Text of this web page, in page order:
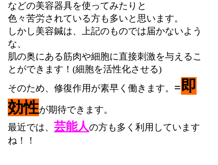
などの美容器具を使ってみたりと
色々苦労されている方も多いと思います。
しかし美容鍼は、上記のものでは届かないよう
な、
肌の奥にある筋肉や細胞に直接刺激を与えるこ
とができます！(細胞を活性化させる)
そのため、修復作用が素早く働きます。 =即
効性が期待できます。
最近では、 芸能人の方も多く利用しています
ね！！